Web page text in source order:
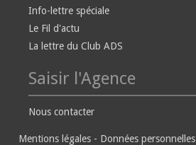
Info-lettre spéciale
Le Fil d'actu
La lettre du Club ADS
Saisir l'Agence
Nous contacter
Mentions légales - Données personnelles